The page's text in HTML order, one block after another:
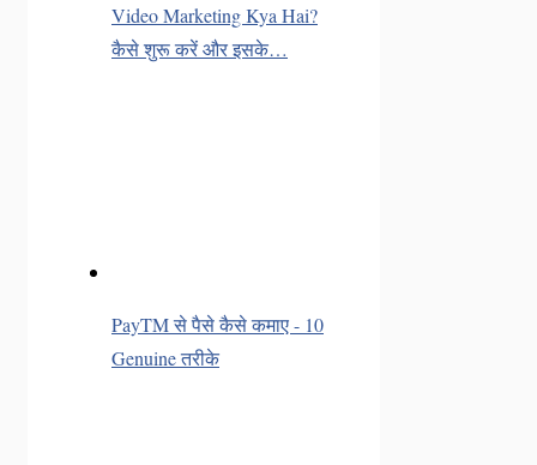
Video Marketing Kya Hai?
कैसे शुरू करें और इसके…
PayTM से पैसे कैसे कमाए - 10
Genuine तरीके